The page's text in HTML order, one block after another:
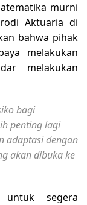
murni
Aktuaria di
bahwa pihak
melakukan
melakukan
bagi
penting lagi
adaptasi dengan
akan dibuka ke
segera